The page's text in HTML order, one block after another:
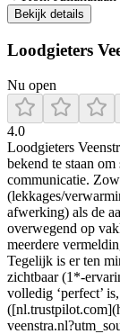
Bekijk details
Loodgieters
Nu open
4.0
Loodgieters
bekend te staan
communicatie.
(lekkages/
afwerking) als de
overwegend op
meerdere
Tegelijk is er ten
zichtbaar (1*-
volledig ‘perfect’